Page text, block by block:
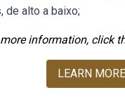
de alto a baixo;
information, click
LEARN MORE